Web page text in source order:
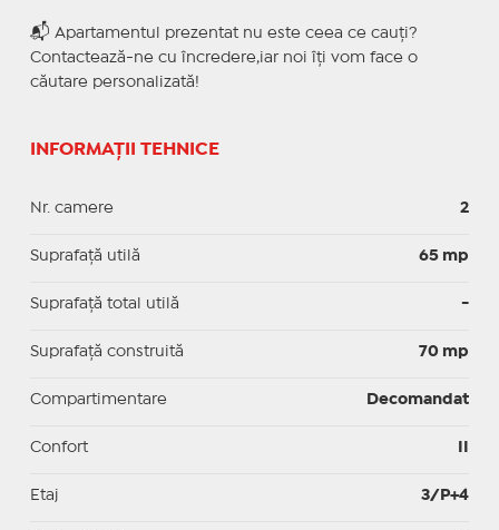
📬 Apartamentul prezentat nu este ceea ce cauți?
Contactează-ne cu încredere,iar noi îți vom face o
căutare personalizată!
INFORMAȚII TEHNICE
Nr. camere 2
Suprafaţă utilă 65 mp
Suprafaţă total utilă -
Suprafaţă construită 70 mp
Compartimentare Decomandat
Confort
Etaj 3/P+4